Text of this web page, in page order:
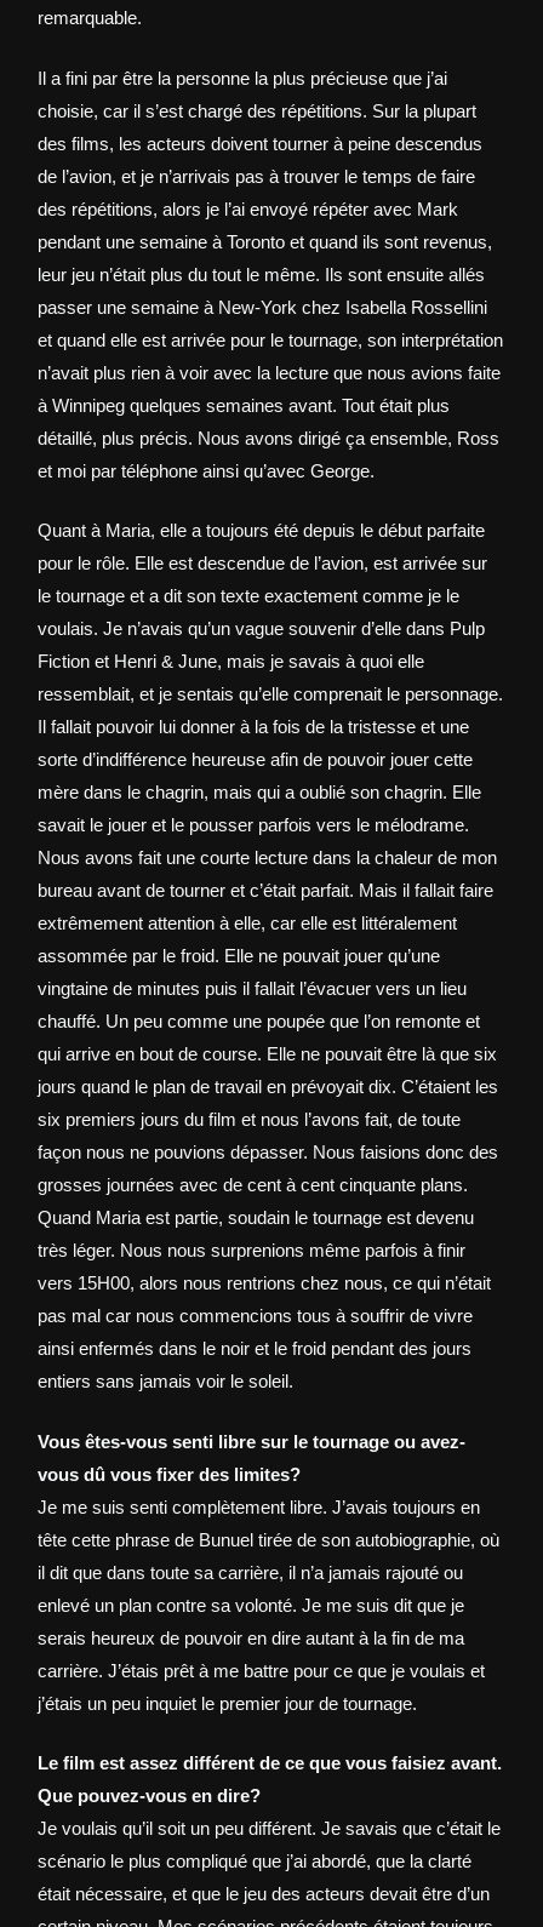
remarquable.
Il a fini par être la personne la plus précieuse que j’ai
choisie, car il s’est chargé des répétitions. Sur la plupart
des films, les acteurs doivent tourner à peine descendus
de l’avion, et je n’arrivais pas à trouver le temps de faire
des répétitions, alors je l’ai envoyé répéter avec Mark
pendant une semaine à Toronto et quand ils sont revenus,
leur jeu n’était plus du tout le même. Ils sont ensuite allés
passer une semaine à New-York chez Isabella Rossellini
et quand elle est arrivée pour le tournage, son interprétation
n’avait plus rien à voir avec la lecture que nous avions faite
à Winnipeg quelques semaines avant. Tout était plus
détaillé, plus précis. Nous avons dirigé ça ensemble, Ross
et moi par téléphone ainsi qu’avec George.
Quant à Maria, elle a toujours été depuis le début parfaite
pour le rôle. Elle est descendue de l’avion, est arrivée sur
le tournage et a dit son texte exactement comme je le
voulais. Je n’avais qu’un vague souvenir d’elle dans Pulp
Fiction et Henri & June, mais je savais à quoi elle
ressemblait, et je sentais qu’elle comprenait le personnage.
Il fallait pouvoir lui donner à la fois de la tristesse et une
sorte d’indifférence heureuse afin de pouvoir jouer cette
mère dans le chagrin, mais qui a oublié son chagrin. Elle
savait le jouer et le pousser parfois vers le mélodrame.
Nous avons fait une courte lecture dans la chaleur de mon
bureau avant de tourner et c’était parfait. Mais il fallait faire
extrêmement attention à elle, car elle est littéralement
assommée par le froid. Elle ne pouvait jouer qu’une
vingtaine de minutes puis il fallait l’évacuer vers un lieu
chauffé. Un peu comme une poupée que l’on remonte et
qui arrive en bout de course. Elle ne pouvait être là que six
jours quand le plan de travail en prévoyait dix. C’étaient les
six premiers jours du film et nous l’avons fait, de toute
façon nous ne pouvions dépasser. Nous faisions donc des
grosses journées avec de cent à cent cinquante plans.
Quand Maria est partie, soudain le tournage est devenu
très léger. Nous nous surprenions même parfois à finir
vers 15H00, alors nous rentrions chez nous, ce qui n’était
pas mal car nous commencions tous à souffrir de vivre
ainsi enfermés dans le noir et le froid pendant des jours
entiers sans jamais voir le soleil.
Vous êtes-vous senti libre sur le tournage ou avez-
vous dû vous fixer des limites?
Je me suis senti complètement libre. J’avais toujours en
tête cette phrase de Bunuel tirée de son autobiographie, où
il dit que dans toute sa carrière, il n’a jamais rajouté ou
enlevé un plan contre sa volonté. Je me suis dit que je
serais heureux de pouvoir en dire autant à la fin de ma
carrière. J’étais prêt à me battre pour ce que je voulais et
j’étais un peu inquiet le premier jour de tournage.
Le film est assez différent de ce que vous faisiez avant.
Que pouvez-vous en dire?
Je voulais qu’il soit un peu différent. Je savais que c’était le
scénario le plus compliqué que j’ai abordé, que la clarté
était nécessaire, et que le jeu des acteurs devait être d’un